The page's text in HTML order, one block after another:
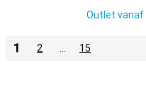
Outlet vanaf
1 2 15